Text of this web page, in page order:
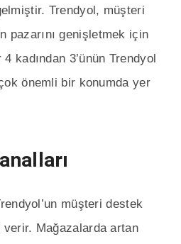
Trendyol, müşteri
pazarını genişletmek için
kadından 3’ünün Trendyol
önemli bir konumda yer
müşteri destek
Mağazalarda artan